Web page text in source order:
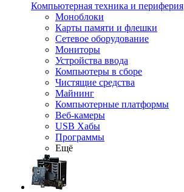
Компьютерная техника и периферия
Моноблоки
Карты памяти и флешки
Сетевое оборудование
Мониторы
Устройства ввода
Компьютеры в сборе
Чистящие средства
Майнинг
Компьютерные платформы
Веб-камеры
USB Хабы
Программы
Ещё